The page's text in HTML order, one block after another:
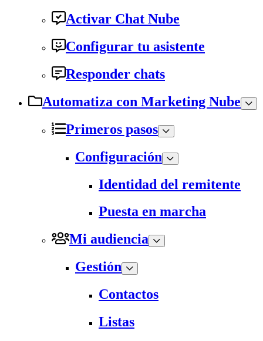
Activar Chat Nube
Configurar tu asistente
Responder chats
Automatiza con Marketing Nube
Primeros pasos
Configuración
Identidad del remitente
Puesta en marcha
Mi audiencia
Gestión
Contactos
Listas